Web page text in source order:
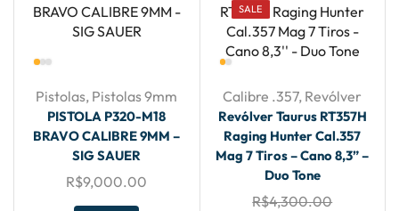
Pistolas, Pistolas 9mm
PISTOLA P320-M18
BRAVO CALIBRE 9MM –
SIG SAUER
R$9,000.00
SALE
Calibre .357, Revólver
Revólver Taurus RT357H
Raging Hunter Cal.357
Mag 7 Tiros – Cano 8,3” –
Duo Tone
R$4,300.00